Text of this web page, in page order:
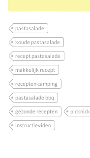
pastasalade
koude pastasalade
recept pastasalade
makkelijk recept
recepten camping
pastasalade bbq
gezonde recepten picknick
instructievideo